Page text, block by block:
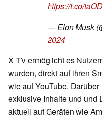
https://t.co/
— Elon Musk
2024
X TV ermöglicht es
wurden, direkt auf ihren
wie auf YouTube.
exklusive Inhalte und und
aktuell auf Geräten wie